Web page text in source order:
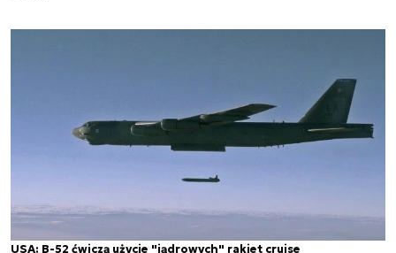
USA: B-52 ćwiczą użycie "jądrowych" rakiet cruise